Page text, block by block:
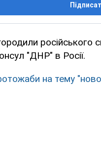
російського
"ДНР" в Росії.
на тему